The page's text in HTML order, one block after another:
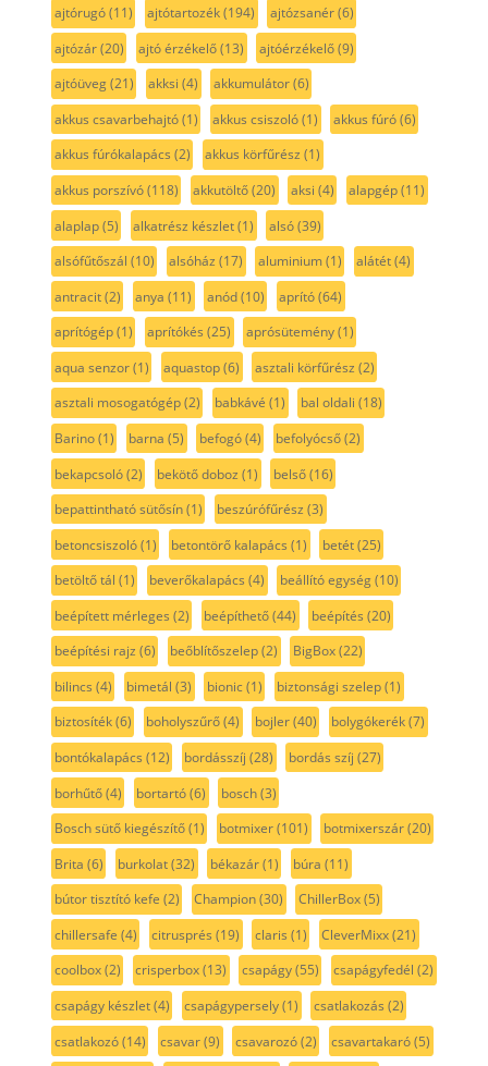
ajtórugó(11) ajtótartozék(194) ajtózsanér(6)
ajtózár(20) ajtó érzékelő(13) ajtóérzékelő(9)
ajtóüveg(21) akksi (4) akkumulátor(6)
akkus csavarbehajtó(1) akkus csiszoló(1) akkus fúró(6)
akkus fúrókalapács (2) akkus körfűrész (1)
akkus porszívó(118) akkutöltő(20) aksi (4) alapgép(11)
alaplap(5) alkatrész készlet(1) alsó(39)
alsófűtőszál (10) alsóház (17) aluminium(1) alátét(4)
antracit(2) anya (11) anód(10) aprító(64)
aprítógép(1) aprítókés (25) aprósütemény(1)
aqua senzor(1) aquastop(6) asztali körfűrész (2)
asztali mosogatógép(2) babkávé (1) bal oldali (18)
Barino(1) barna (5) befogó(4) befolyócső(2)
bekapcsoló(2) bekötő doboz (1) belső(16)
bepattintható sütősín(1) beszúrófűrész (3)
betoncsiszoló(1) betontörő kalapács (1) betét(25)
betöltő tál (1) beverőkalapács (4) beállító egység(10)
beépített mérleges (2) beépíthető(44) beépítés (20)
beépítési rajz (6) beőblítőszelep(2) BigBox(22)
bilincs (4) bimetál (3) bionic(1) biztonsági szelep(1)
biztosíték(6) boholyszűrő(4) bojler(40) bolygókerék(7)
bontókalapács (12) bordásszíj (28) bordás szíj (27)
borhűtő(4) bortartó(6) bosch(3)
Bosch sütő kiegészítő(1) botmixer(101) botmixerszár(20)
Brita (6) burkolat(32) békazár(1) búra (11)
bútor tisztító kefe (2) Champion(30) ChillerBox(5)
chillersafe (4) citrusprés (19) claris (1) CleverMixx(21)
coolbox(2) crisperbox(13) csapágy(55) csapágyfedél (2)
csapágy készlet(4) csapágypersely(1) csatlakozás (2)
csatlakozó(14) csavar(9) csavarozó(2) csavartakaró(5)